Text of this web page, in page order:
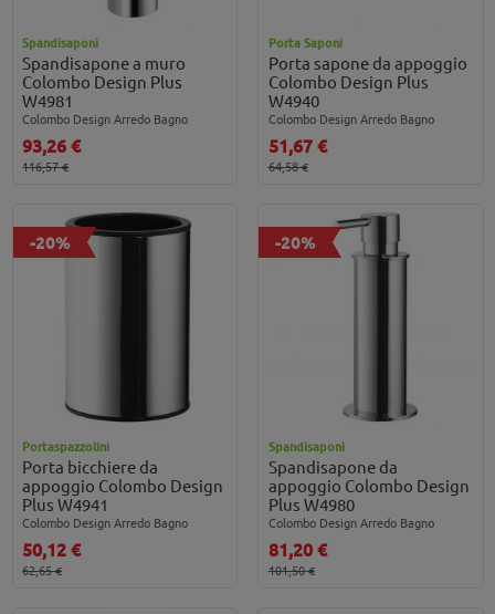
Spandisaponi
Spandisapone a muro
Colombo Design Plus
W4981
Colombo Design Arredo Bagno
93,26 €
116,57 €
Porta Saponi
Porta sapone da appoggio
Colombo Design Plus
W4940
Colombo Design Arredo Bagno
51,67 €
64,58 €
-20%
Portaspazzolini
Porta bicchiere da
appoggio Colombo Design
Plus W4941
Colombo Design Arredo Bagno
50,12 €
62,65 €
-20%
Spandisaponi
Spandisapone da
appoggio Colombo Design
Plus W4980
Colombo Design Arredo Bagno
81,20 €
101,50 €